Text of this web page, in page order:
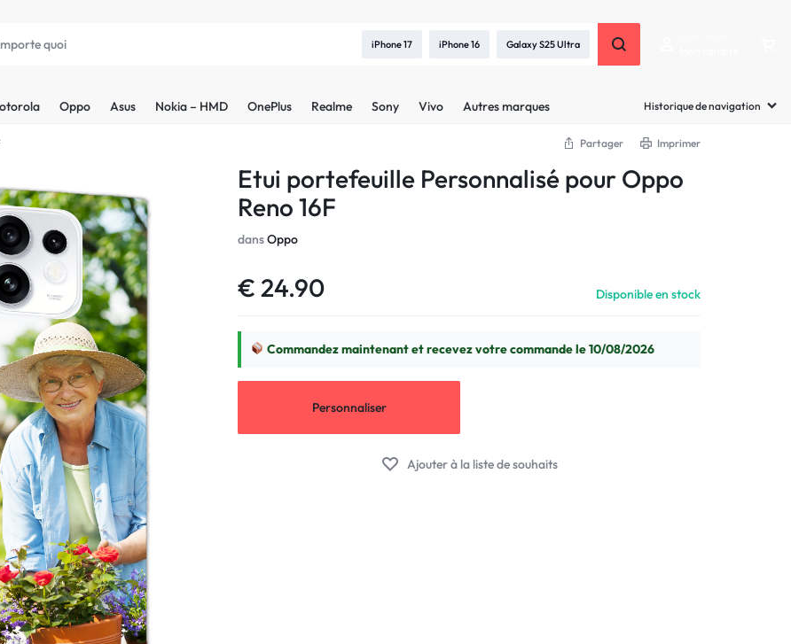
iPhone 17 iPhone 16 Galaxy S25 Ultra
Oppo Asus Nokia – HMD OnePlus Realme Sony Vivo Autres marques Historique de navigation
Partager Imprimer
Etui portefeuille Personnalisé pour Oppo
Reno 16F
dansOppo
€ 24.90 Disponible en stock
Commandez maintenant et recevez votre commande le 10/08/2026
Personnaliser